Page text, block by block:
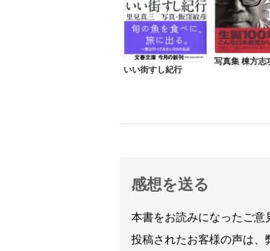
いい街すし紀行
写真集 棟方志
感想を送る
本書をお読みになったご意
投稿されたお客様の声は、